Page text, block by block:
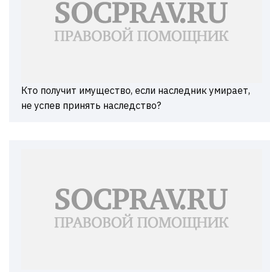
Кто получит имущество, если наследник умирает,
не успев принять наследство?